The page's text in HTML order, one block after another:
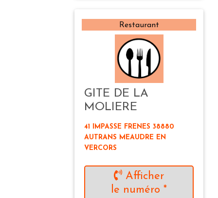
Restaurant
GITE DE LA
MOLIERE
41 IMPASSE FRENES 38880
AUTRANS MEAUDRE EN
VERCORS
Afficher
le numéro *